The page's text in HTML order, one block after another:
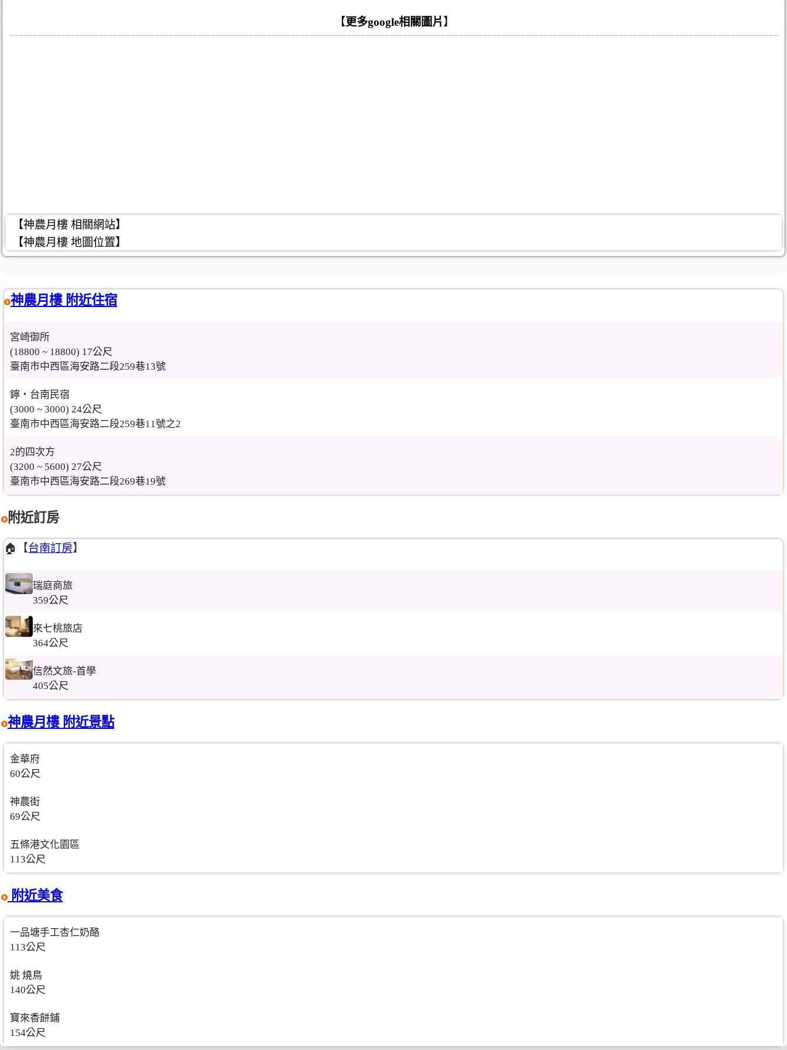
【 更多google相關圖片 】
【神農月樓 相關網站】
【神農月樓 地圖位置】
神農月樓 附近住宿
宮崎御所
(18800 ~ 18800) 17公尺
臺南市中西區海安路二段259巷13號
鑏‧台南民宿
(3000 ~ 3000) 24公尺
臺南市中西區海安路二段259巷11號之2
2的四次方
(3200 ~ 5600) 27公尺
臺南市中西區海安路二段269巷19號
附近訂房
🏠【台南訂房】
瑞庭商旅
359公尺
來七桃旅店
364公尺
信然文旅-首學
405公尺
神農月樓 附近景點
金華府
60公尺
神農街
69公尺
五條港文化園區
113公尺
附近美食
一品塘手工杏仁奶酪
113公尺
姚 燒鳥
140公尺
寶來香餅鋪
154公尺